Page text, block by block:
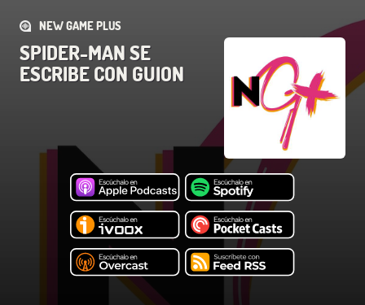
NEW GAME PLUS
SPIDER-MAN SE
ESCRIBE CON GUION